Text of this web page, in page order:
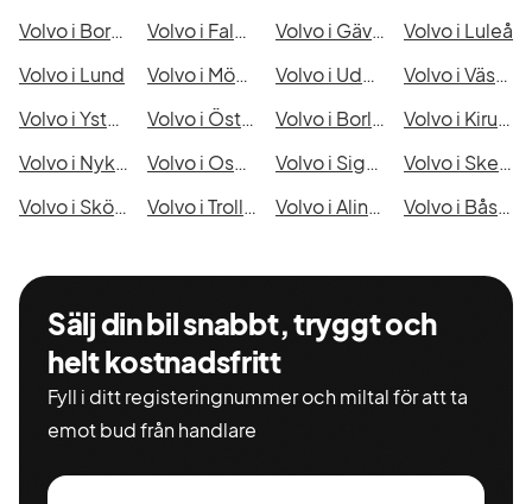
Volvo i Borås
Volvo i Falkenberg Volvo i Gävle
Volvo i Luleå
Volvo i Lund
Volvo i Mönsterås Volvo i Uddevalla
Volvo i Västervik
Volvo i Ystad
Volvo i Östersund Volvo i Borlänge
Volvo i Kiruna
Volvo i Nyköping
Volvo i Oskarshamn Volvo i Sigtuna
Volvo i Skellefteå
Volvo i Skövde
Volvo i Trollhättan Volvo i Alingsås Volvo i Båstad
Sälj din bil snabbt, tryggt och
helt kostnadsfritt
Fyll i ditt registeringnummer och miltal för att ta
emot bud från handlare